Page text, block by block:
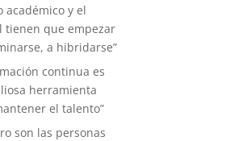
académico y el
tienen que empezar
a hibridarse”
continua es
herramienta
el talento”
son las personas